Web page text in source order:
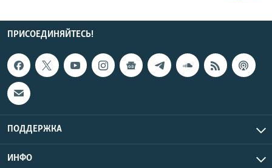
ПРИСОЕДИНЯЙТЕСЬ!
ПОДДЕРЖКА
ИНФО